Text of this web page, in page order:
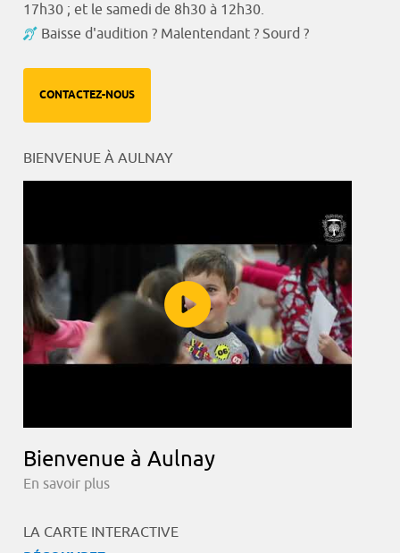
17h30 ; et le samedi de 8h30 à 12h30.
Baisse d'audition ? Malentendant ? Sourd ?
CONTACTEZ-NOUS
BIENVENUE À AULNAY
Bienvenue à Aulnay
En savoir plus
LA CARTE INTERACTIVE